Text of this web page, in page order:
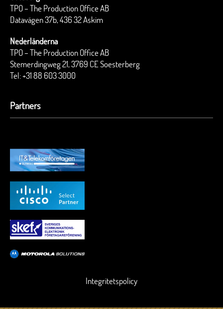
TPO – The Production Office AB
Datavägen 37b, 436 32 Askim
Nederländerna
TPO – The Production Office AB
Stemerdingweg 21, 3769 CE Soesterberg
Tel:+31 88 603 3000
Partners
Integritetspolicy